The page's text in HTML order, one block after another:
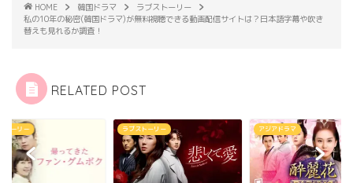
HOME 韓国ドラマ
ラブストーリー
私の10年の秘密(韓国ドラマ)が無料視聴できる動画配信サイトは？日本語字幕や吹き
替えも見れるか調査！
RELATED POST
トーリー ラブストーリー アジアドラマ